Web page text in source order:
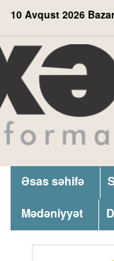
10 Avqust 2026
Əsas səhifə
Mədəniyyət